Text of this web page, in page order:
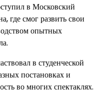
в Московский
где смог развить свои
опытных
в студенческой
постановках и
во многих спектаклях.